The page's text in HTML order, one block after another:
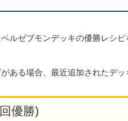
ルゼブモンデッキの優勝レシピ
ある場合、最近追加されたデッ
優勝)